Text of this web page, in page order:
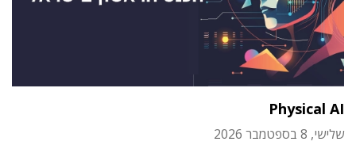
Physical AI
שלישי, 8 בספטמבר 2026